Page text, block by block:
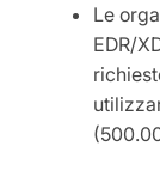
Le
EDR/